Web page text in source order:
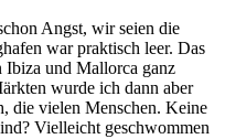
Angst, wir seien die
war praktisch leer. Das
Ibiza und Mallorca ganz
wurde ich dann aber
die vielen Menschen. Keine
Vielleicht geschwommen